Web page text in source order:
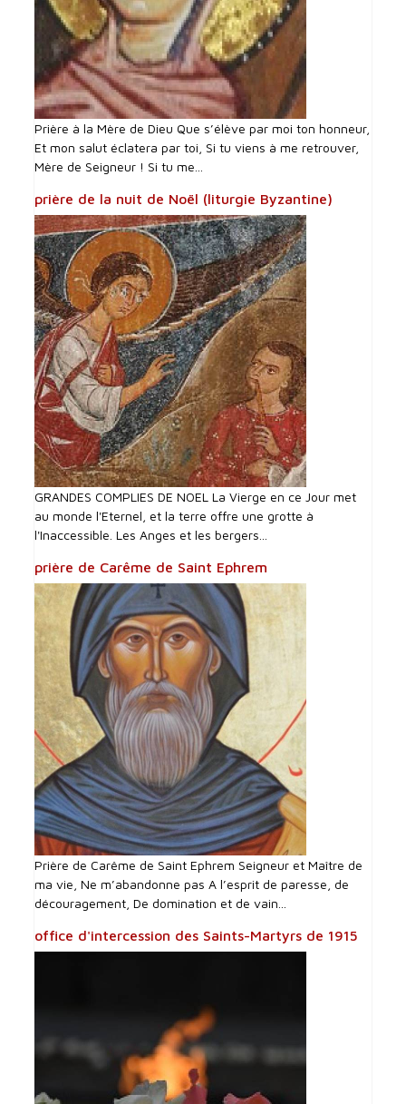
Prière à la Mère de Dieu Que s’élève par moi ton honneur,
Et mon salut éclatera par toi, Si tu viens à me retrouver,
Mère de Seigneur ! Si tu me...
prière de la nuit de Noël (liturgie Byzantine)
GRANDES COMPLIES DE NOEL La Vierge en ce Jour met
au monde l'Eternel, et la terre offre une grotte à
l'Inaccessible. Les Anges et les bergers...
prière de Carême de Saint Ephrem
Prière de Carême de Saint Ephrem Seigneur et Maître de
ma vie, Ne m’abandonne pas A l’esprit de paresse, de
découragement, De domination et de vain...
office d'intercession des Saints-Martyrs de 1915